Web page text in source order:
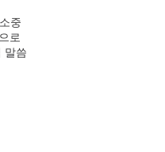
중
로
말씀